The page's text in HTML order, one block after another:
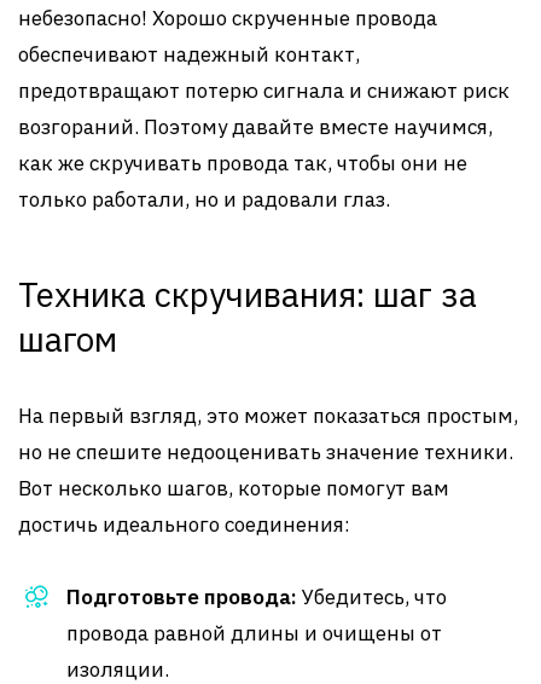
небезопасно! Хорошо скрученные провода
обеспечивают надежный контакт,
предотвращают потерю сигнала и снижают риск
возгораний. Поэтому давайте вместе научимся,
как же скручивать провода так, чтобы они не
только работали, но и радовали глаз.
Техника скручивания: шаг за
шагом
На первый взгляд, это может показаться простым,
но не спешите недооценивать значение техники.
Вот несколько шагов, которые помогут вам
достичь идеального соединения:
Подготовьте провода: Убедитесь, что
провода равной длины и очищены от
изоляции.